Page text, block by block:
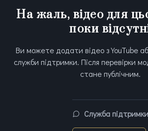
На жаль, відео для
поки
Ви можете додати відео з YouTube
служби підтримки. Після перевірки
стане публічним.
Служба підтримки